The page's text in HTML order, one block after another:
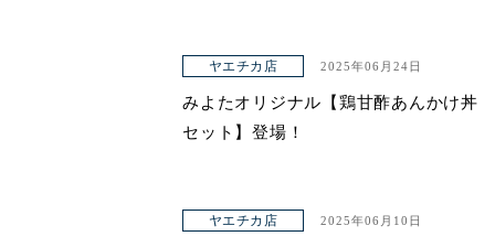
ヤエチカ店 2025年06月24日
みよたオリジナル【鶏甘酢あんかけ丼
セット】登場！
ヤエチカ店 2025年06月10日